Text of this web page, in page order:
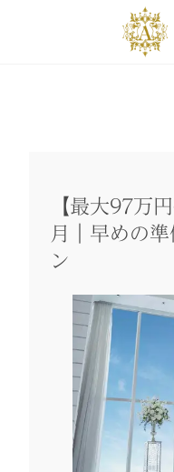
【最大97万
月｜早めの
ン